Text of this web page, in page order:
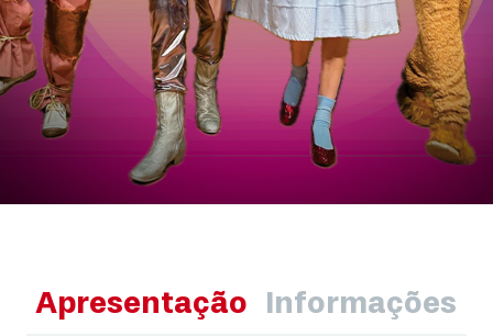
Apresentação Informações